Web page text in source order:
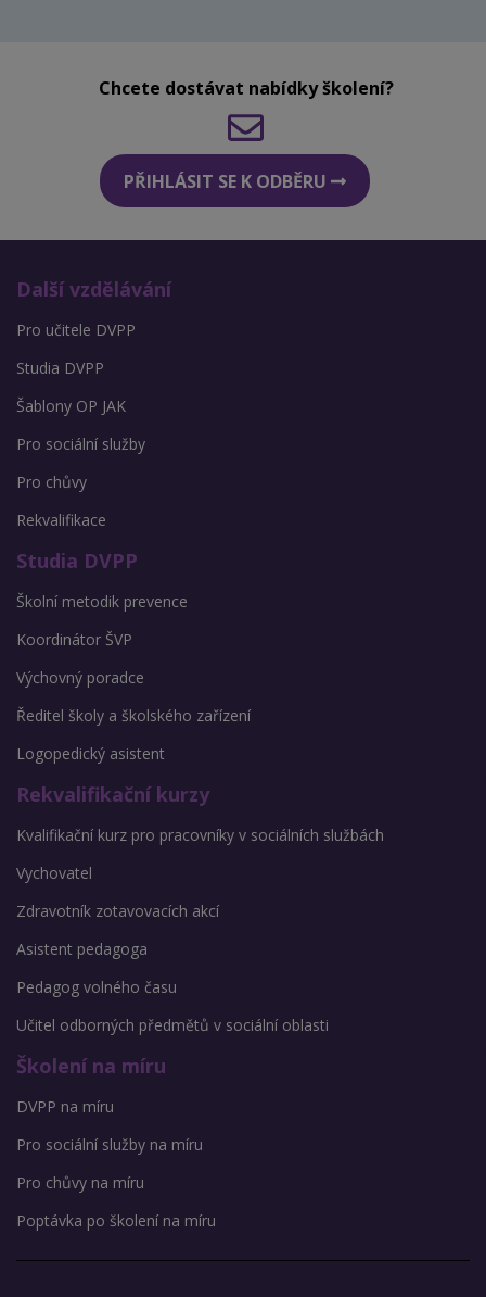
Chcete dostávat nabídky školení?
PŘIHLÁSIT SE K ODBĚRU
Další vzdělávání
Pro učitele DVPP
Studia DVPP
Šablony OP JAK
Pro sociální služby
Pro chůvy
Rekvalifikace
Studia DVPP
Školní metodik prevence
Koordinátor ŠVP
Výchovný poradce
Ředitel školy a školského zařízení
Logopedický asistent
Rekvalifikační kurzy
Kvalifikační kurz pro pracovníky v sociálních službách
Vychovatel
Zdravotník zotavovacích akcí
Asistent pedagoga
Pedagog volného času
Učitel odborných předmětů v sociální oblasti
Školení na míru
DVPP na míru
Pro sociální služby na míru
Pro chůvy na míru
Poptávka po školení na míru